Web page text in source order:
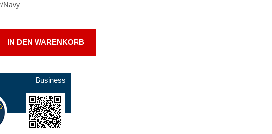
Navy
IN DEN WARENKORB